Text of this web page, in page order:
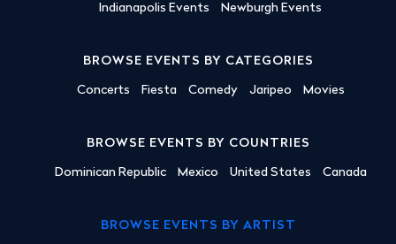
Indianapolis Events
Newburgh Events
BROWSE EVENTS BY CATEGORIES
Concerts Fiesta Comedy Jaripeo Movies
BROWSE EVENTS BY COUNTRIES
Dominican Republic Mexico United States Canada
BROWSE EVENTS BY ARTIST